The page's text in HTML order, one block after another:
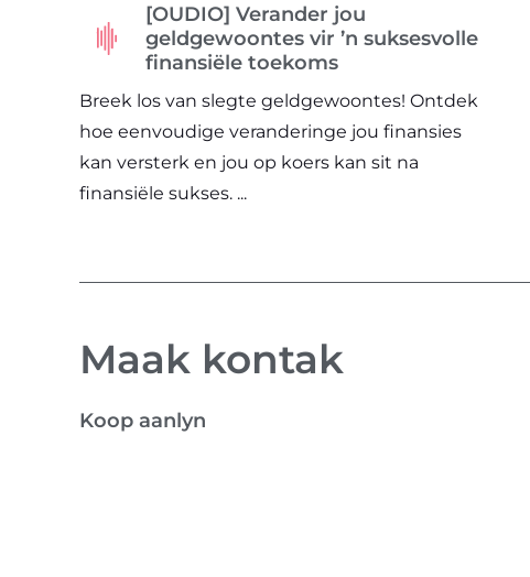
[OUDIO] Verander jou
geldgewoontes vir ’n suksesvolle
finansiële toekoms
Breek los van slegte geldgewoontes! Ontdek
hoe eenvoudige veranderinge jou finansies
kan versterk en jou op koers kan sit na
finansiële sukses. ...
Maak kontak
Koop aanlyn